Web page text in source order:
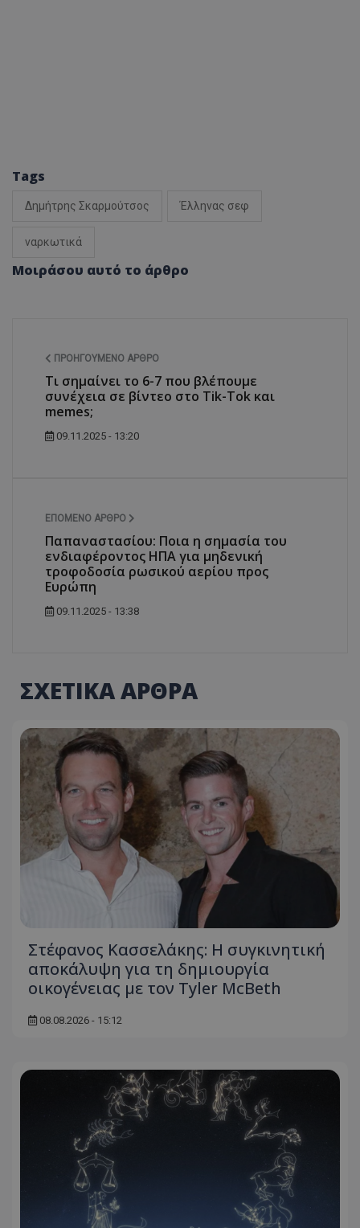
Tags
Δημήτρης Σκαρμούτσος Έλληνας σεφ
ναρκωτικά
Μοιράσου αυτό το άρθρο
ΠΡΟΗΓΟΎΜΕΝΟ ΆΡΘΡΟ
Τι σημαίνει το 6-7 που βλέπουμε
συνέχεια σε βίντεο στο Tik-Tok και
memes;
09.11.2025 - 13:20
ΕΠΌΜΕΝΟ ΆΡΘΡΟ
Παπαναστασίου: Ποια η σημασία του
ενδιαφέροντος ΗΠΑ για μηδενική
τροφοδοσία ρωσικού αερίου προς
Ευρώπη
09.11.2025 - 13:38
ΣΧΕΤΙΚΑ ΑΡΘΡΑ
Στέφανος Κασσελάκης: Η συγκινητική
αποκάλυψη για τη δηµιουργία
οικογένειας με τον Tyler McBeth
08.08.2026 - 15:12